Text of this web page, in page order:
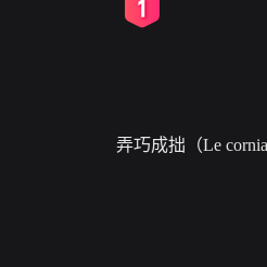
弄巧成拙（Le